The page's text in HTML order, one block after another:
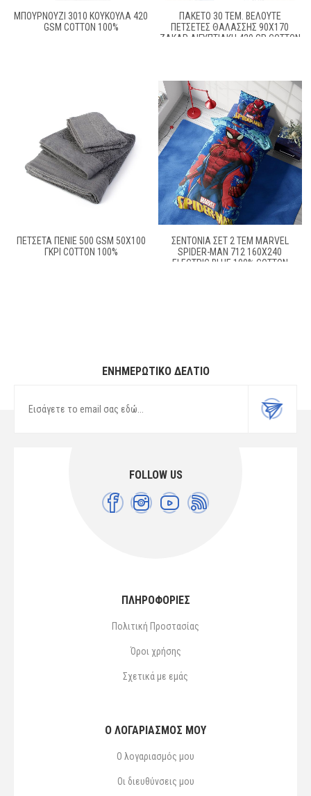
ΜΠΟΥΡΝΟΥΖΙ 3010 ΚΟΥΚΟΥΛΑ 420
GSM COTTON 100%
ΠΑΚΕΤΟ 30 ΤΕΜ. ΒΕΛΟΥΤΕ
ΠΕΤΣΕΤΕΣ ΘΑΛΑΣΣΗΣ 90X170
ΖΑΚΑΡ ΑΙΓΥΠΤΙΑΚΗ 420 GR COTTON
ΠΕΤΣΕΤΑ ΠΕΝΙΕ 500 GSM 50X100
ΓΚΡΙ COTTON 100%
ΣΕΝΤΌΝΙΑ ΣΕΤ 2 ΤΕΜ MARVEL
SPIDER-MAN 712 160X240
ELECTRIC BLUE 100% COTTON
ΕΝΗΜΕΡΩΤΙΚΌ ΔΕΛΤΊΟ
FOLLOW US
ΠΛΗΡΟΦΟΡΙΕΣ
Πολιτική Προστασίας
Όροι χρήσης
Σχετικά με εμάς
Ο ΛΟΓΑΡΙΑΣΜΌΣ ΜΟΥ
Ο λογαριασμός μου
Οι διευθύνσεις μου